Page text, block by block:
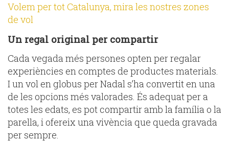
Volem per tot Catalunya, mira les nostres zones
de vol
Un regal original per compartir
Cada vegada més persones opten per regalar
experiències en comptes de productes materials.
I un vol en globus per Nadal s’ha convertit en una
de les opcions més valorades. És adequat per a
totes les edats, es pot compartir amb la família o la
parella, i ofereix una vivència que queda gravada
per sempre.